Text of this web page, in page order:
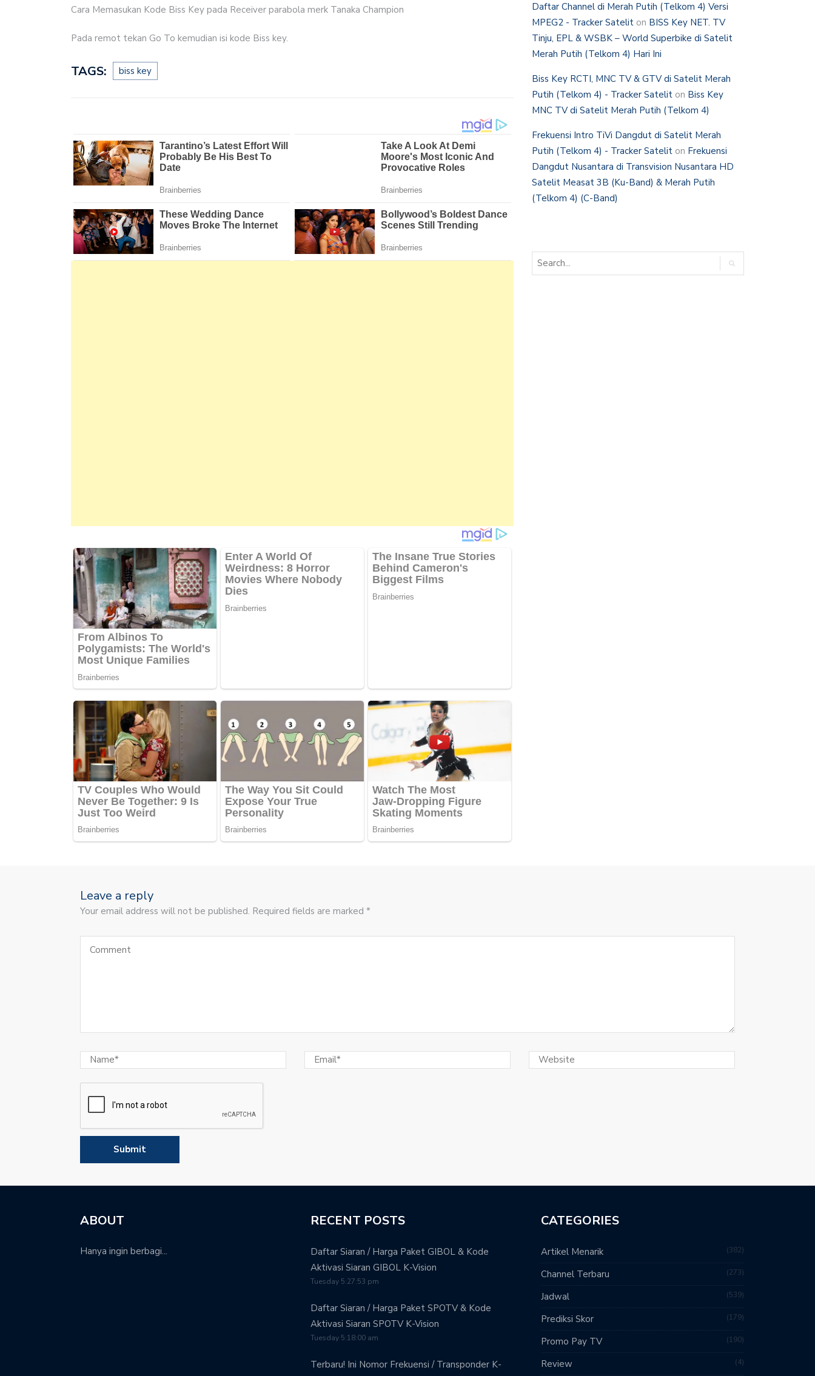
Cara Memasukan Kode Biss Key pada Receiver parabola merk Tanaka Champion
Pada remot tekan Go To kemudian isi kode Biss key.
TAGS: biss key
Daftar Channel di Merah Putih (Telkom 4) Versi
MPEG2 - Tracker Satelit on BISS Key NET. TV
Tinju, EPL & WSBK – World Superbike di Satelit
Merah Putih (Telkom 4) Hari Ini
Biss Key RCTI, MNC TV & GTV di Satelit Merah
Putih (Telkom 4) - Tracker Satelit on Biss Key
MNC TV di Satelit Merah Putih (Telkom 4)
Frekuensi Intro TiVi Dangdut di Satelit Merah
Putih (Telkom 4) - Tracker Satelit on Frekuensi
Dangdut Nusantara di Transvision Nusantara HD
Satelit Measat 3B (Ku-Band) & Merah Putih
(Telkom 4) (C-Band)
Leave a reply
Your email address will not be published. Required fields are marked *
ABOUT
Hanya ingin berbagi...
RECENT POSTS
Daftar Siaran / Harga Paket GIBOL & Kode
Aktivasi Siaran GIBOL K-Vision
Tuesday 5:27:53 pm
Daftar Siaran / Harga Paket SPOTV & Kode
Aktivasi Siaran SPOTV K-Vision
Tuesday 5:18:00 am
Terbaru! Ini Nomor Frekuensi / Transponder K-
CATEGORIES
Artikel Menarik 382
Channel Terbaru 273
Jadwal 539
Prediksi Skor 179
Promo Pay TV 190
Review 4